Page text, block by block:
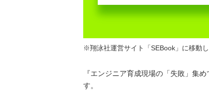
※翔泳社運営サイト「SEBook」に移動し
『エンジニア育成現場の「失敗」集
す。